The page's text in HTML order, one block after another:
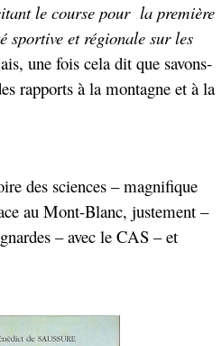
le course pour la première
sportive et régionale sur les
une fois cela dit que savons-
rapports à la montagne et à la
des sciences – magnifique
au Mont-Blanc, justement –
– avec le CAS – et